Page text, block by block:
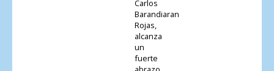
Carlos
Barandiaran
Rojas,
alcanza
un
fuerte